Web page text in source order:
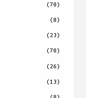
(70)
(8)
(23)
(70)
(26)
(13)
(8)